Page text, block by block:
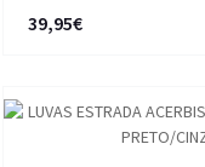
39,95€